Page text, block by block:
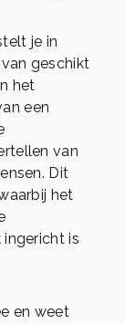
je in
geschikt
het
een
van
Dit
het
is
en weet